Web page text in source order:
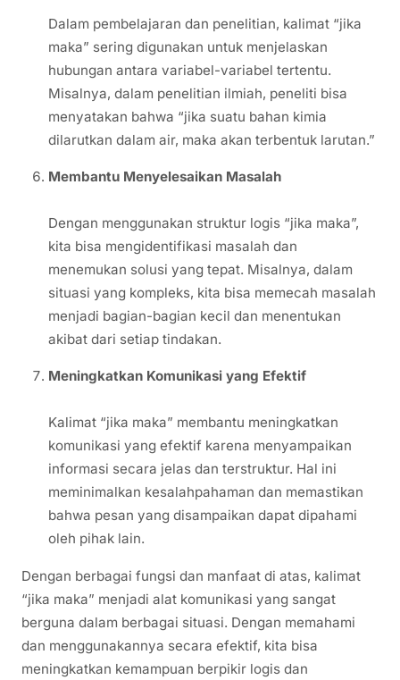
Dalam pembelajaran dan penelitian, kalimat “jika
maka” sering digunakan untuk menjelaskan
hubungan antara variabel-variabel tertentu.
Misalnya, dalam penelitian ilmiah, peneliti bisa
menyatakan bahwa “jika suatu bahan kimia
dilarutkan dalam air, maka akan terbentuk larutan.”
Membantu Menyelesaikan Masalah
Dengan menggunakan struktur logis “jika maka”,
kita bisa mengidentifikasi masalah dan
menemukan solusi yang tepat. Misalnya, dalam
situasi yang kompleks, kita bisa memecah masalah
menjadi bagian-bagian kecil dan menentukan
akibat dari setiap tindakan.
Meningkatkan Komunikasi yang Efektif
Kalimat “jika maka” membantu meningkatkan
komunikasi yang efektif karena menyampaikan
informasi secara jelas dan terstruktur. Hal ini
meminimalkan kesalahpahaman dan memastikan
bahwa pesan yang disampaikan dapat dipahami
oleh pihak lain.
Dengan berbagai fungsi dan manfaat di atas, kalimat
“jika maka” menjadi alat komunikasi yang sangat
berguna dalam berbagai situasi. Dengan memahami
dan menggunakannya secara efektif, kita bisa
meningkatkan kemampuan berpikir logis dan